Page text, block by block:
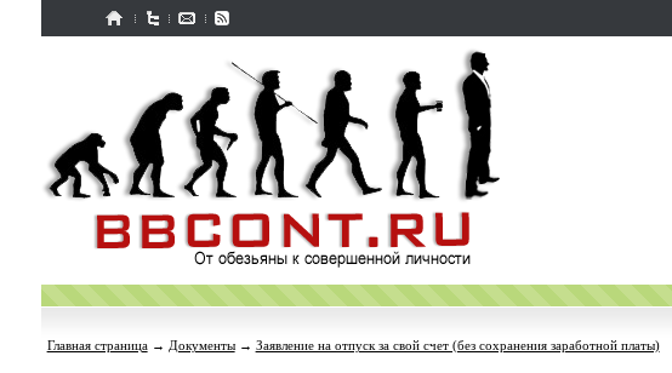
Главная страница→ Документы→ Заявление на отпуск за свой счет (без сохранения заработной платы)